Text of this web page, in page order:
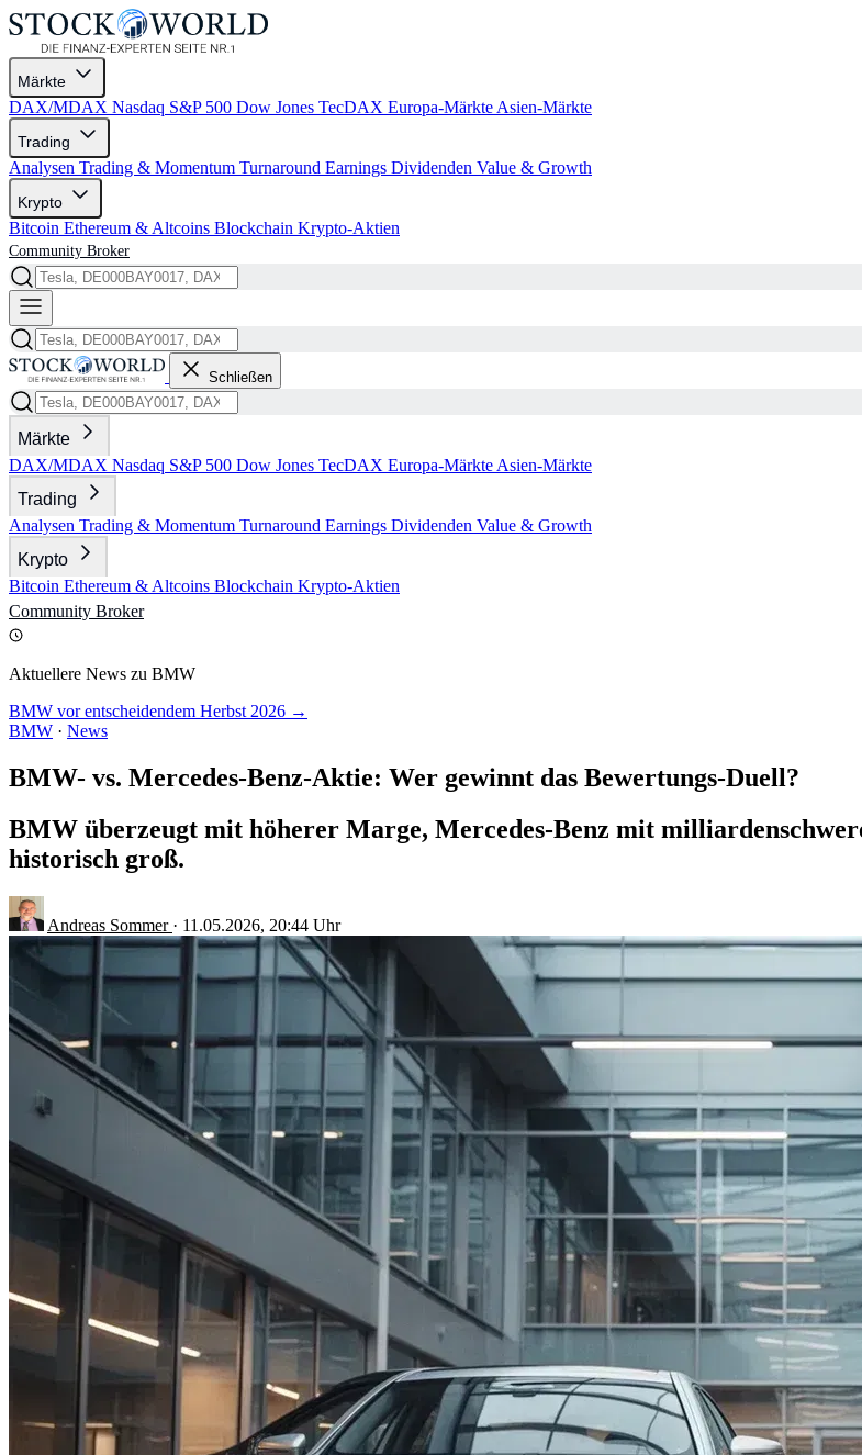
Märkte
DAX/MDAX Nasdaq S&P 500 Dow Jones TecDAX Europa-Märkte Asien-Märkte
Trading
Analysen Trading & Momentum Turnaround Earnings Dividenden Value & Growth
Krypto
Bitcoin Ethereum & Altcoins Blockchain Krypto-Aktien
Community Broker
Schließen
Märkte
DAX/MDAX Nasdaq S&P 500 Dow Jones TecDAX Europa-Märkte Asien-Märkte
Trading
Analysen Trading & Momentum Turnaround Earnings Dividenden Value & Growth
Krypto
Bitcoin Ethereum & Altcoins Blockchain Krypto-Aktien
Community Broker
Aktuellere News zu BMW
BMW vor entscheidendem Herbst 2026 →
BMW · News
BMW- vs. Mercedes-Benz-Aktie: Wer gewinnt das Bewertungs-Duell?
BMW überzeugt mit höherer Marge, Mercedes-Benz mit
historisch groß.
Andreas Sommer · 11.05.2026, 20:44 Uhr